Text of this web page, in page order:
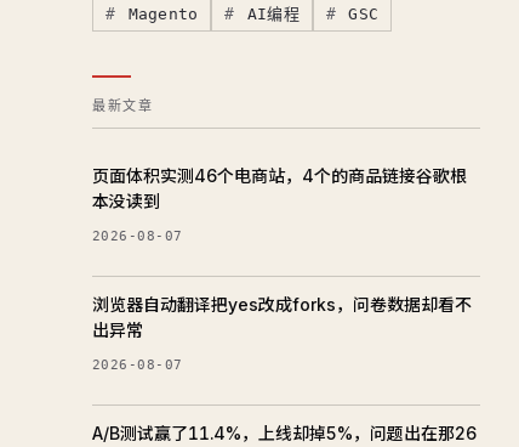
Magento
AI编程 GSC
最新文章
页面体积实测46个电商站，4个的商品链接谷歌根
本没读到
2026-08-07
浏览器自动翻译把yes改成forks，问卷数据却看不
出异常
2026-08-07
A/B测试赢了11.4%，上线却掉5%，问题出在那26